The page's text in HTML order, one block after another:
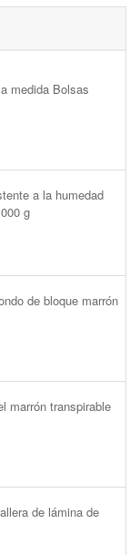
medida Bolsas
a la humedad
g
de bloque marrón
marrón transpirable
de lámina de